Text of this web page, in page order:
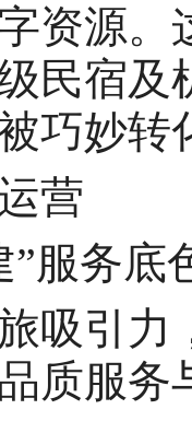
资源
民宿及
巧妙转
营
”服务底
吸引力
质服务